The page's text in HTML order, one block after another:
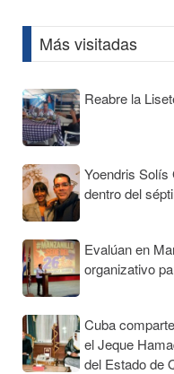
Más visitadas
Reabre la
Yoendris Solís
dentro del
Evalúan en
organizativo
Cuba
el Jeque
del Estado de